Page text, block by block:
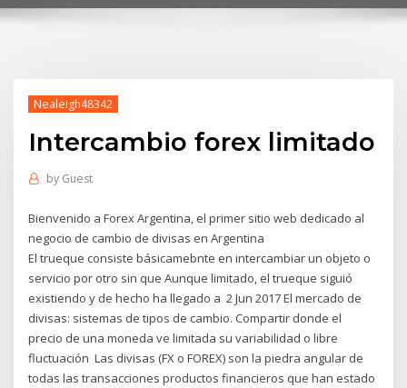
Nealeigh48342
Intercambio forex limitado
by Guest
Bienvenido a Forex Argentina, el primer sitio web dedicado al
negocio de cambio de divisas en Argentina
El trueque consiste básicamebnte en intercambiar un objeto o
servicio por otro sin que Aunque limitado, el trueque siguió
existiendo y de hecho ha llegado a 2 Jun 2017 El mercado de
divisas: sistemas de tipos de cambio. Compartir donde el
precio de una moneda ve limitada su variabilidad o libre
fluctuación Las divisas (FX o FOREX) son la piedra angular de
todas las transacciones productos financieros que han estado